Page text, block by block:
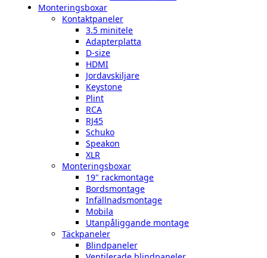
Monteringsboxar
Kontaktpaneler
3.5 minitele
Adapterplatta
D-size
HDMI
Jordavskiljare
Keystone
Plint
RCA
RJ45
Schuko
Speakon
XLR
Monteringsboxar
19" rackmontage
Bordsmontage
Infällnadsmontage
Mobila
Utanpåliggande montage
Täckpaneler
Blindpaneler